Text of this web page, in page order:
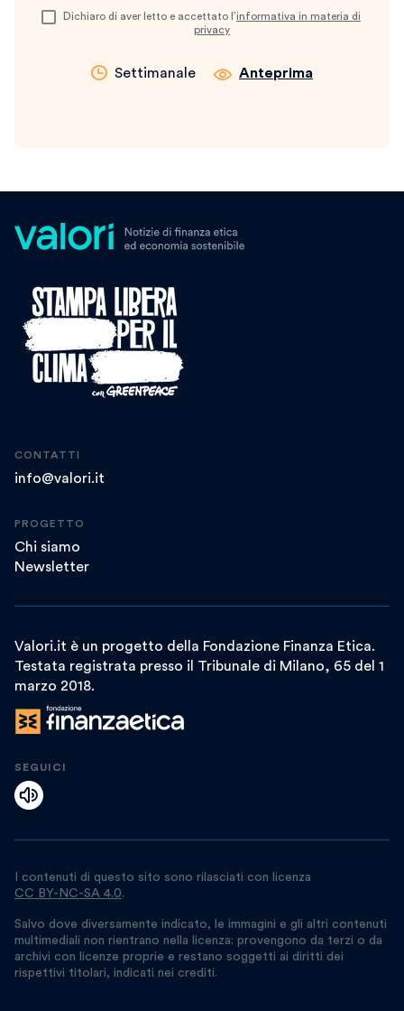
Dichiaro di aver letto e accettato l’informativa in materia di
privacy
Settimanale Anteprima
CONTATTI
info@valori.it
PROGETTO
Chi siamo
Newsletter
Valori.it è un progetto della Fondazione Finanza Etica.
Testata registrata presso il Tribunale di Milano, 65 del 1
marzo 2018.
SEGUICI
I contenuti di questo sito sono rilasciati con licenza
CC BY-NC-SA 4.0.
Salvo dove diversamente indicato, le immagini e gli altri contenuti
multimediali non rientrano nella licenza: provengono da terzi o da
archivi con licenze proprie e restano soggetti ai diritti dei
rispettivi titolari, indicati nei crediti.